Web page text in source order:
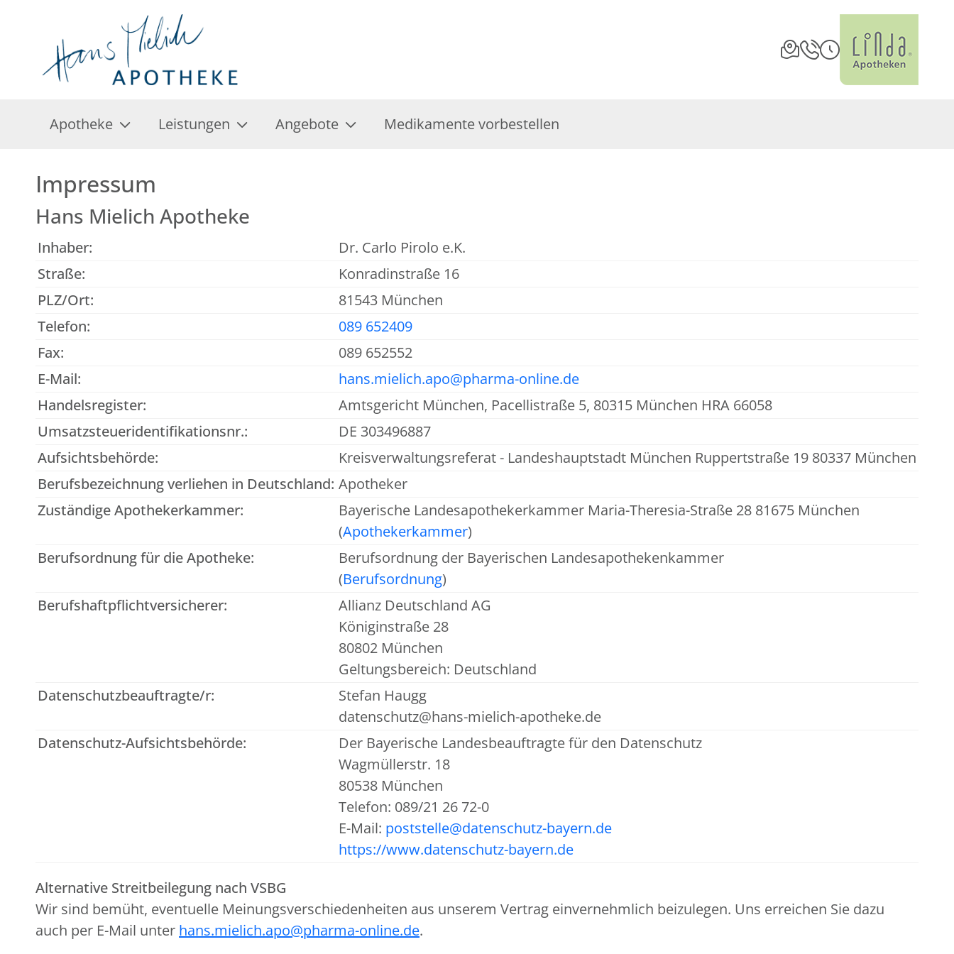
Apotheke Leistungen Angebote Medikamente vorbestellen
Impressum
Hans Mielich Apotheke
Inhaber:
Dr. Carlo Pirolo e.K.
Straße:
Konradinstraße 16
PLZ/Ort:
81543 München
Telefon:
089 652409
Fax:
089 652552
E-Mail:
hans.mielich.apo@pharma-online.de
Handelsregister:
Amtsgericht München, Pacellistraße 5, 80315 München HRA 66058
Umsatzsteueridentifikationsnr.:
DE 303496887
Aufsichtsbehörde:
Kreisverwaltungsreferat - Landeshauptstadt München Ruppertstraße 19 80337 München
Berufsbezeichnung verliehen in Deutschland: Apotheker
Zuständige Apothekerkammer:
Bayerische Landesapothekerkammer Maria-Theresia-Straße 28 81675 München
(Apothekerkammer)
Berufsordnung für die Apotheke:
Berufsordnung der Bayerischen Landesapothekenkammer
(Berufsordnung)
Berufshaftpflichtversicherer:
Allianz Deutschland AG
Königinstraße 28
80802 München
Geltungsbereich: Deutschland
Datenschutzbeauftragte/r:
Stefan Haugg
datenschutz@hans-mielich-apotheke.de
Datenschutz-Aufsichtsbehörde:
Der Bayerische Landesbeauftragte für den Datenschutz
Wagmüllerstr. 18
80538 München
Telefon: 089/21 26 72-0
E-Mail: poststelle@datenschutz-bayern.de
https://www.datenschutz-bayern.de
Alternative Streitbeilegung nach VSBG
Wir sind bemüht, eventuelle Meinungsverschiedenheiten aus unserem Vertrag einvernehmlich beizulegen. Uns erreichen Sie dazu
auch per E-Mail unter hans.mielich.apo@pharma-online.de.